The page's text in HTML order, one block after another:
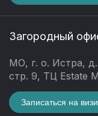
Загородный
МО, г. о. Истра, д.
стр. 9, ТЦ Estate
Записаться на